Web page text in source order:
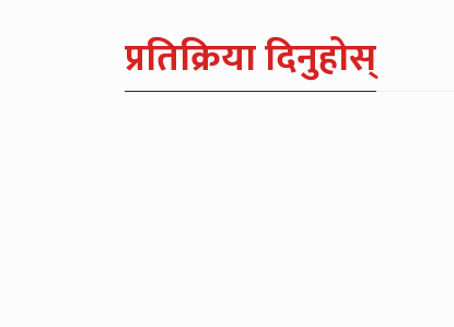
प्रतिक्रिया दिनुहोस्